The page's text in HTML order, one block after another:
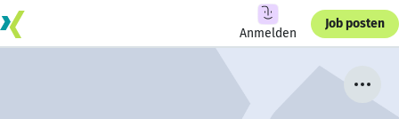
Anmelden
Job posten